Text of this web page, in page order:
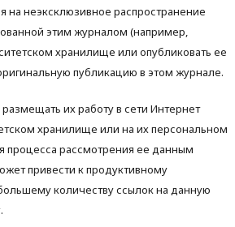
на неэксклюзивное распространение
этим журналом (например,
хранилище или опубликовать ее
публикацию в этом журнале.
их работу в сети Интернет
хранилище или на их персональном
процесса рассмотрения ее данным
привести к продуктивному
количеству ссылок на данную